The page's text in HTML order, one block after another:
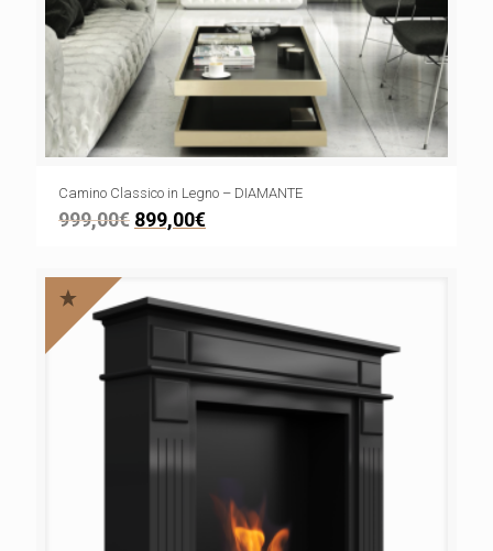
Camino Classico in Legno – DIAMANTE
999,00€ 899,00€